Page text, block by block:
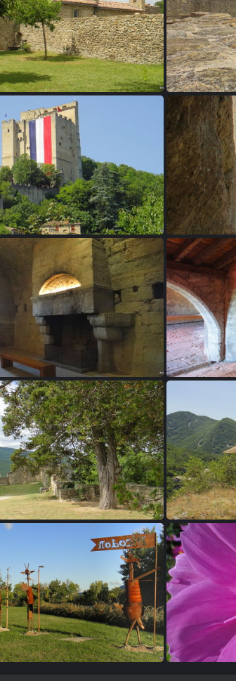
22 - Le Poët-Célard
26 - Le Poët-Célard
30 - La tour de Crest
34 - La tour de Crest
38 - Le Poët-Laval